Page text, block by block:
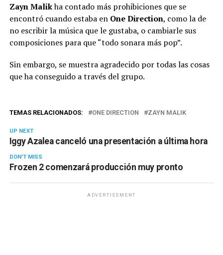
Zayn Malikha contado más prohibiciones que se
encontró cuando estaba en One Direction, como la de
no escribir la música que le gustaba, o cambiarle sus
composiciones para que “todo sonara más pop”.
Sin embargo, se muestra agradecido por todas las cosas
que ha conseguido a través del grupo.
TEMAS RELACIONADOS: ONE DIRECTION ZAYN MALIK
UP NEXT
Iggy Azalea canceló una presentación a última hora
DON'T MISS
Frozen 2 comenzará producción muy pronto
ADVERTISEMENT